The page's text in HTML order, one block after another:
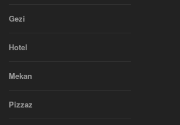
Gezi
Hotel
Mekan
Pizzaz